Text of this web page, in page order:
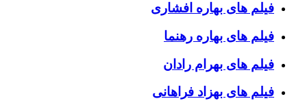
فیلم های بهاره افشاری
فیلم های بهاره رهنما
فیلم های بهرام رادان
فیلم های بهزاد فراهانی